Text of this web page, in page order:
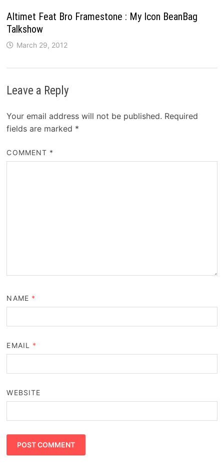
Altimet Feat Bro Framestone : My Icon BeanBag
Talkshow
March 29, 2012
Leave a Reply
Your email address will not be published. Required
fields are marked *
COMMENT *
NAME *
EMAIL *
WEBSITE